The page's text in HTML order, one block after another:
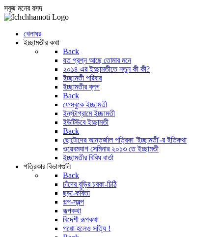
সবুজ মনের রসদ
খেলাঘর
ইচ্ছামতীর কথা
Back
যত প্রশ্ন আছে তোমার মনে
২০১৪ এর ইচ্ছামতীতে নতুন কী কী?
ইচ্ছামতী পরিবার
ইচ্ছামতীর ব্লগ
Back
ফেসবুকে ইচ্ছামতী
ইন্‌স্টাগ্রামে ইচ্ছামতী
ইউটিউবে ইচ্ছামতী
Back
ছোটোদের আন্তর্জাল পত্রিকা 'ইচ্ছামতী'-র ইতিকথা
ওয়েবম্যাগ সেমিনার ২০১৩ তে ইচ্ছামতী
ইচ্ছামতীর বিবিধ বার্তা
পত্রিকার বিভাগগুলি
Back
চাঁদের বুড়ির চরকা-চিঠি
ছড়া-কবিতা
গল্প-স্বল্প
রূপকথা
বিদেশী রূপকথা
গপ্পো হলেও সত্যি !